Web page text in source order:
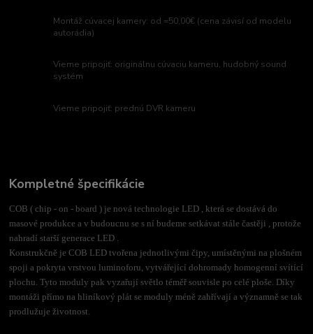
Montáž cúvacej kamery: od =50,00€ (cena závisí od modelu
autorádia)
Vieme pripojiť: originálnu cúvaciu kameru, hudobný sound
systém
Vieme pripojiť: prednú DVR kameru
Kompletné špecifikácie
COB ( chip - on - board ) je nová technologie LED , která se dostává do
masové produkce a v budoucnu se s ní budeme setkávat stále častěji , protože
nahradí starší generace LED .
Konstrukčně je COB LED tvořena jednotlivými čipy, umístěnými na plošném
spoji a pokryta vrstvou luminoforu, vytvářející dohromady homogenní svítící
plochu. Tyto moduly pak vyzařují světlo téměř souvisle po celé ploše. Díky
montáži přímo na hliníkový plát se moduly méně zahřívají a významně se tak
prodlužuje životnost.